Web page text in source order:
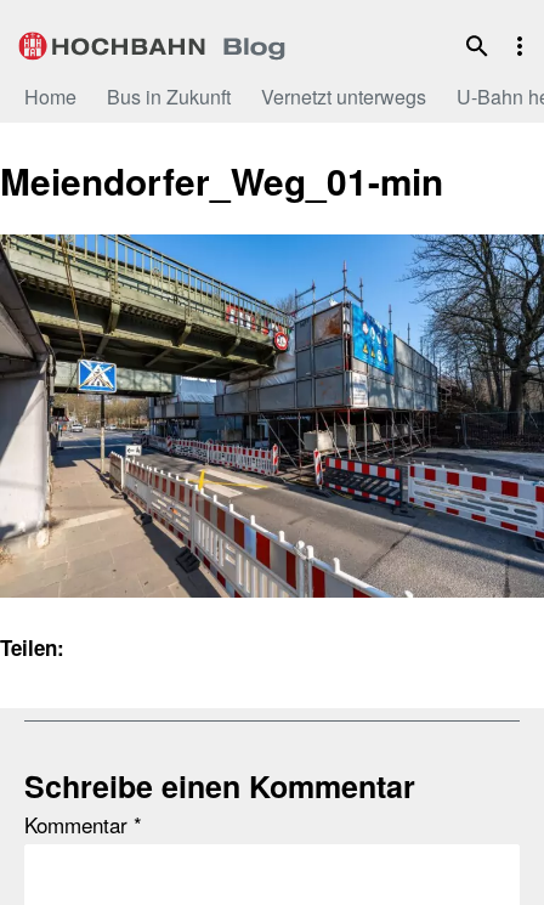
Inhalt
Home Bus in Zukunft Vernetzt unterwegs U-Bahn
Meiendorfer_Weg_01-min
Teilen:
Schreibe einen Kommentar
Kommentar *